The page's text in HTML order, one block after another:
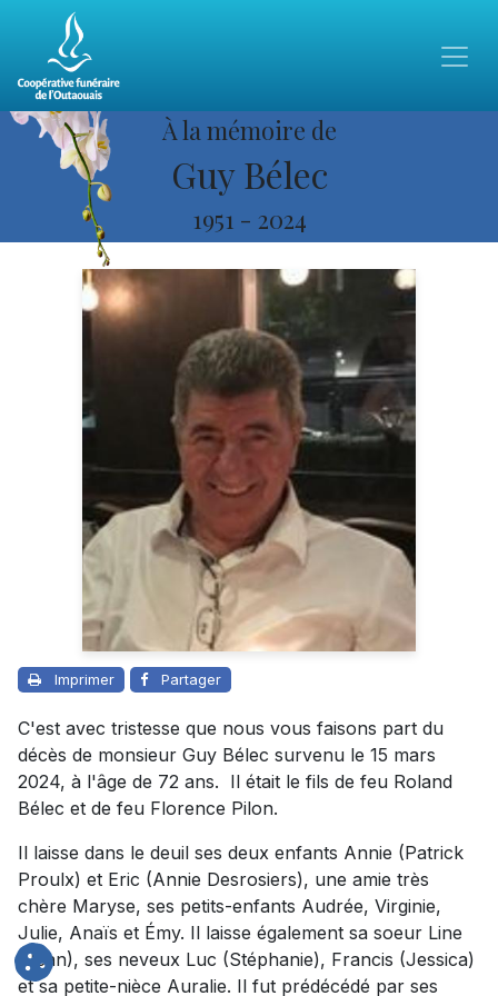
À la mémoire de
Guy Bélec
1951 - 2024
Imprimer Partager
C'est avec tristesse que nous vous faisons part du
décès de monsieur Guy Bélec survenu le 15 mars
2024, à l'âge de 72 ans. Il était le fils de feu Roland
Bélec et de feu Florence Pilon.
Il laisse dans le deuil ses deux enfants Annie (Patrick
Proulx) et Eric (Annie Desrosiers), une amie très
chère Maryse, ses petits-enfants Audrée, Virginie,
Julie, Anaïs et Émy. Il laisse également sa soeur Line
(Jean), ses neveux Luc (Stéphanie), Francis (Jessica)
et sa petite-nièce Auralie. Il fut prédécédé par ses